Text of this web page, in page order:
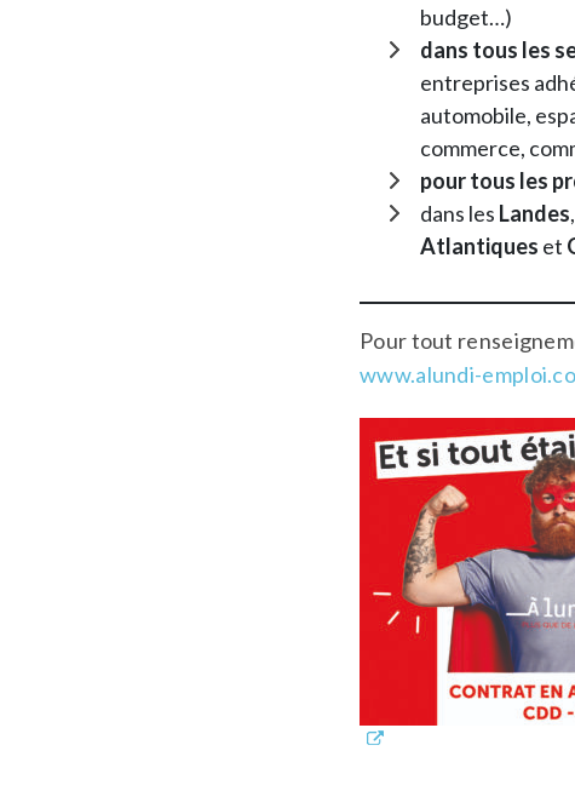
budget…)
dans tous les
entreprises
automobile,
commerce,
pour tous les
dans les Landes
Atlantiques et
Pour tout
www.alundi-